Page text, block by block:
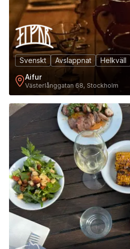
Svenskt Avslappnat
Helkväll
Aifur
Västerlånggatan 68, Stockholm